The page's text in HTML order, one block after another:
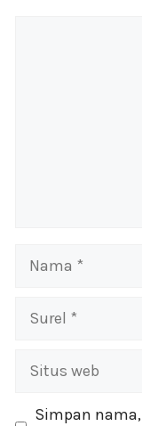
Nama
Surel
Situs
Simpan